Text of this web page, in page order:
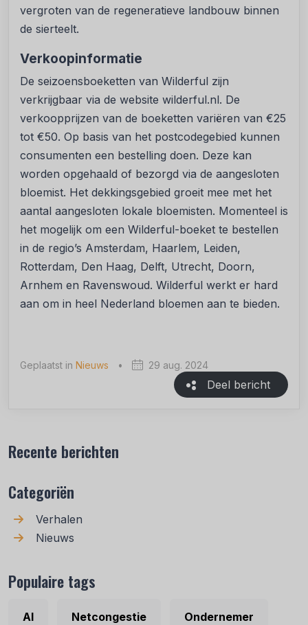
vergroten van de regeneratieve landbouw binnen
de sierteelt.
Verkoopinformatie
De seizoensboeketten van Wilderful zijn
verkrijgbaar via de website wilderful.nl. De
verkoopprijzen van de boeketten variëren van €25
tot €50. Op basis van het postcodegebied kunnen
consumenten een bestelling doen. Deze kan
worden opgehaald of bezorgd via de aangesloten
bloemist. Het dekkingsgebied groeit mee met het
aantal aangesloten lokale bloemisten. Momenteel is
het mogelijk om een Wilderful-boeket te bestellen
in de regio’s Amsterdam, Haarlem, Leiden,
Rotterdam, Den Haag, Delft, Utrecht, Doorn,
Arnhem en Ravenswoud. Wilderful werkt er hard
aan om in heel Nederland bloemen aan te bieden.
Geplaatst in Nieuws • 29 aug. 2024
Deel bericht
Recente berichten
Categoriën
Verhalen
Nieuws
Populaire tags
AI Netcongestie Ondernemer